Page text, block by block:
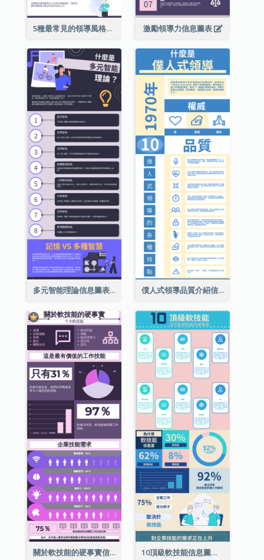
5種最常見的領導風格信息圖表 激勵領導力信息圖表
多元智能理論信息圖表 僕人式領導品質介紹信息圖表
關於軟技能的硬事實信息圖表 10頂級軟技能信息圖表